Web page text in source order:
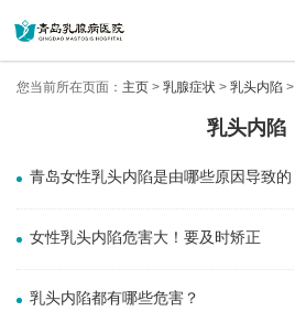
您当前所在页面： 主页 > 乳腺症状 > 乳头内陷 >
乳头内陷
青岛女性乳头内陷是由哪些原因导致的
女性乳头内陷危害大！要及时矫正
乳头内陷都有哪些危害？